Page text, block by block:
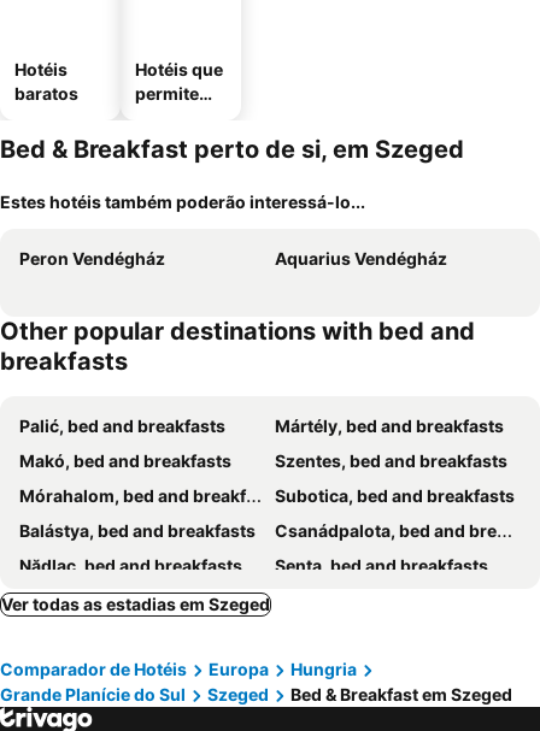
Hotéis
baratos
Hotéis que
permitem
Bed & Breakfast perto de si, em Szeged
Estes hotéis também poderão interessá-lo...
Peron Vendégház Aquarius Vendégház
Other popular destinations with bed and
breakfasts
Palić, bed and breakfasts
Mártély, bed and breakfasts
Makó, bed and breakfasts
Szentes, bed and breakfasts
Mórahalom, bed and breakfasts
Subotica, bed and breakfasts
Balástya, bed and breakfasts
Csanádpalota, bed and breakfasts
Nădlac, bed and breakfasts
Senta, bed and breakfasts
Hódmezővásárhely, bed and breakfasts
Ver todas as estadias em Szeged
Comparador de Hotéis Europa
Hungria
Grande Planície do Sul
Szeged Bed & Breakfast em Szeged